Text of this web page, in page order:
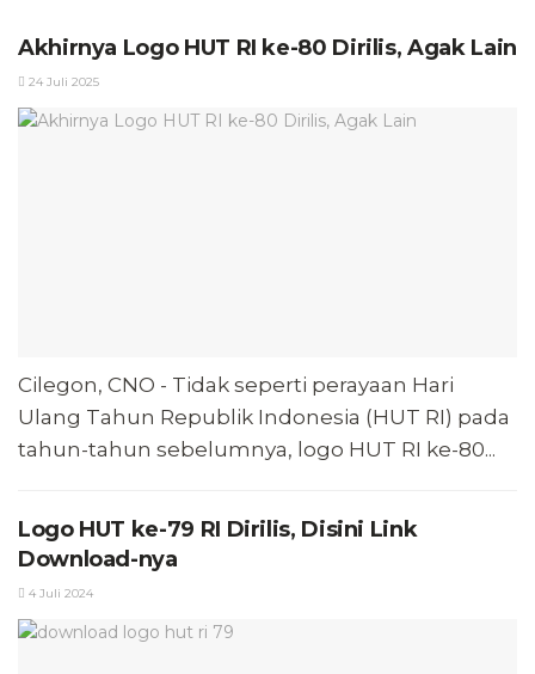
Akhirnya Logo HUT RI ke-80 Dirilis, Agak Lain
24 Juli 2025
Cilegon, CNO - Tidak seperti perayaan Hari
Ulang Tahun Republik Indonesia (HUT RI) pada
tahun-tahun sebelumnya, logo HUT RI ke-80...
Logo HUT ke-79 RI Dirilis, Disini Link
Download-nya
4 Juli 2024